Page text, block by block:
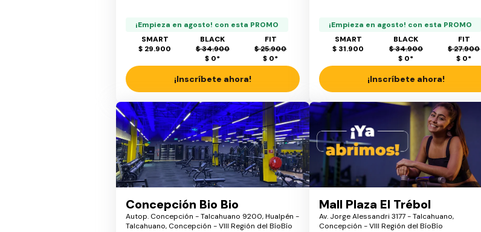
¡Empieza en agosto! con esta PROMO
SMART
$ 29.900
BLACK
$ 34.900
$ 0*
FIT
$ 25.900
$ 0*
¡Inscríbete ahora!
¡Empieza en agosto! con esta PROMO
SMART
$ 31.900
BLACK
$ 34.900
$ 0*
FIT
$ 27.900
$ 0*
¡Inscríbete ahora!
Concepción Bio Bio
Autop. Concepción - Talcahuano 9200, Hualpén -
Talcahuano, Concepción - VIII Región del BíoBío
Mall Plaza El Trébol
Av. Jorge Alessandri 3177 - Talcahuano,
Concepción - VIII Región del BíoBío